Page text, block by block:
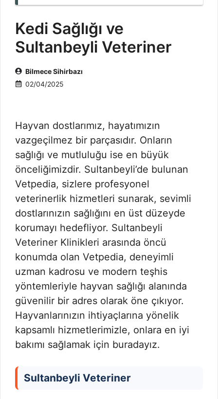
Kedi Sağlığı ve
Sultanbeyli Veteriner
Bilmece Sihirbazı
02/04/2025
Hayvan dostlarımız, hayatımızın
vazgeçilmez bir parçasıdır. Onların
sağlığı ve mutluluğu ise en büyük
önceliğimizdir. Sultanbeyli’de bulunan
Vetpedia, sizlere profesyonel
veterinerlik hizmetleri sunarak, sevimli
dostlarınızın sağlığını en üst düzeyde
korumayı hedefliyor. Sultanbeyli
Veteriner Klinikleri arasında öncü
konumda olan Vetpedia, deneyimli
uzman kadrosu ve modern teşhis
yöntemleriyle hayvan sağlığı alanında
güvenilir bir adres olarak öne çıkıyor.
Hayvanlarınızın ihtiyaçlarına yönelik
kapsamlı hizmetlerimizle, onlara en iyi
bakımı sağlamak için buradayız.
Sultanbeyli Veteriner